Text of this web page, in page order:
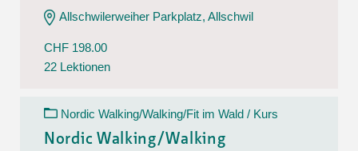
Allschwilerweiher Parkplatz, Allschwil
CHF 198.00
22 Lektionen
Nordic Walking/Walking/Fit im Wald / Kurs
Nordic Walking/Walking